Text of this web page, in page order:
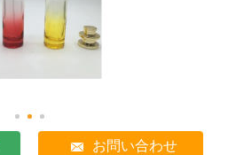
お問い合わせ